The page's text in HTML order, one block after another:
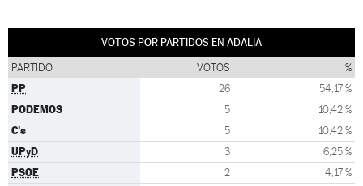
VOTOS POR PARTIDOS EN ADALIA
PARTIDO VOTOS %
PP 26 54,17 %
PODEMOS 5 10,42 %
C's 5 10,42 %
UPyD 3 6,25 %
PSOE 2 4,17 %